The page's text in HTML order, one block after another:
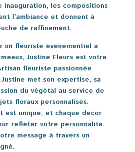
inauguration, les compositions
l’ambiance et donnent à
de raffinement.
un fleuriste événementiel à
, Justine Fleurs est votre
fleuriste passionnée
met son expertise, sa
du végétal au service de
floraux personnalisés.
est unique, et chaque décor
refléter votre personnalité,
message à travers un